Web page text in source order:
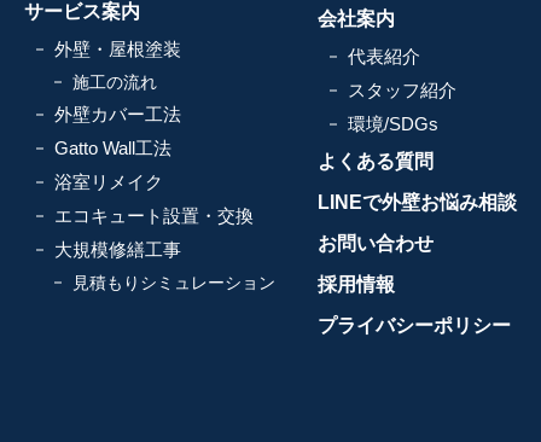
サービス案内
外壁・屋根塗装
施工の流れ
外壁カバー工法
Gatto Wall工法
浴室リメイク
エコキュート設置・交換
大規模修繕工事
見積もりシミュレーション
会社案内
代表紹介
スタッフ紹介
環境/SDGs
よくある質問
LINEで外壁お悩み相談
お問い合わせ
採用情報
プライバシーポリシー